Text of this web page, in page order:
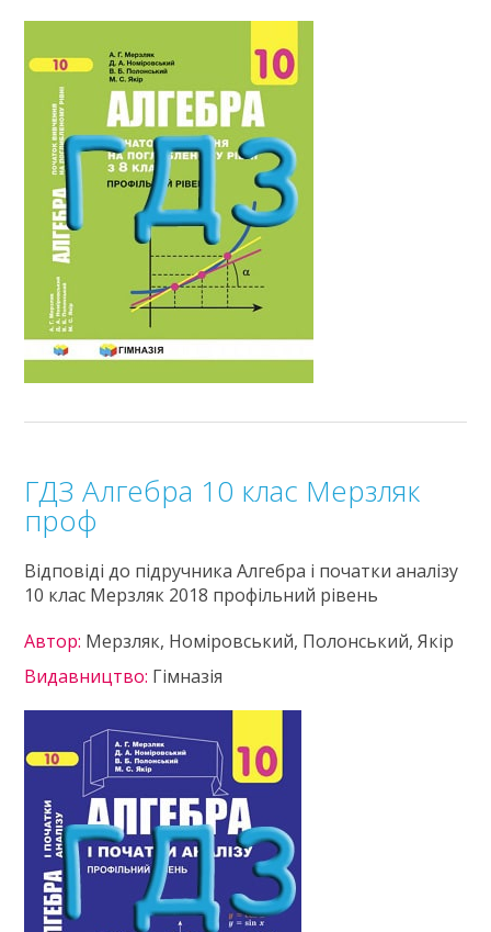
ГДЗ Алгебра 10 клас Мерзляк
проф
Відповіді до підручника Алгебра і початки аналізу
10 клас Мерзляк 2018 профільний рівень
Автор: Мерзляк, Номіровський, Полонський, Якір
Видавництво: Гімназія